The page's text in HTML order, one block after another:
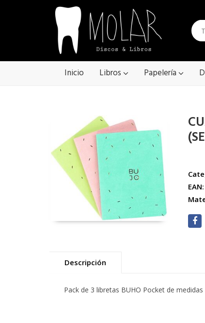
Inicio Libros Papelería
EAN:
Descripción
Pack de 3 libretas BUHO Pocket de